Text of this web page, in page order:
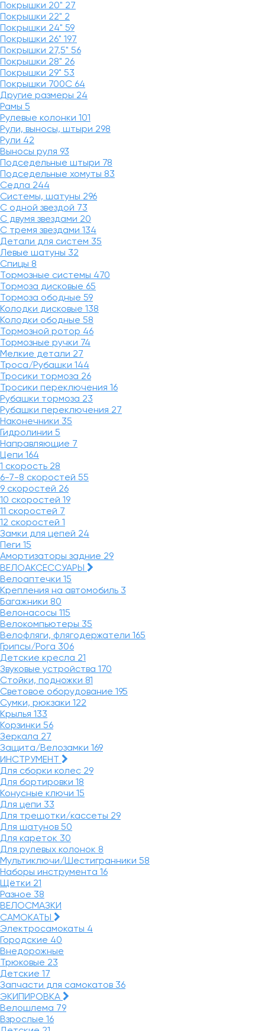
Покрышки 20" 27
Покрышки 22" 2
Покрышки 24" 59
Покрышки 26" 197
Покрышки 27,5" 56
Покрышки 28" 26
Покрышки 29" 53
Покрышки 700C 64
Другие размеры 24
Рамы 5
Рулевые колонки 101
Рули, выносы, штыри 298
Рули 42
Выносы руля 93
Подседельные штыри 78
Подседельные хомуты 83
Седла 244
Системы, шатуны 296
С одной звездой 73
С двумя звездами 20
С тремя звездами 134
Детали для систем 35
Левые шатуны 32
Спицы 8
Тормозные системы 470
Тормоза дисковые 65
Тормоза ободные 59
Колодки дисковые 138
Колодки ободные 58
Тормозной ротор 46
Тормозные ручки 74
Мелкие детали 27
Троса/Рубашки 144
Тросики тормоза 26
Тросики переключения 16
Рубашки тормоза 23
Рубашки переключения 27
Наконечники 35
Гидролинии 5
Направляющие 7
Цепи 164
1 скорость 28
6-7-8 скоростей 55
9 скоростей 26
10 скоростей 19
11 скоростей 7
12 скоростей 1
Замки для цепей 24
Пеги 15
Амортизаторы задние 29
ВЕЛОАКСЕССУАРЫ
Велоаптечки 15
Крепления на автомобиль 3
Багажники 80
Велонасосы 115
Велокомпьютеры 35
Велофляги, флягодержатели 165
Грипсы/Рога 306
Детские кресла 21
Звуковые устройства 170
Стойки, подножки 81
Световое оборудование 195
Сумки, рюкзаки 122
Крылья 133
Корзинки 56
Зеркала 27
Защита/Велозамки 169
ИНСТРУМЕНТ
Для сборки колес 29
Для бортировки 18
Конусные ключи 15
Для цепи 33
Для трещотки/кассеты 29
Для шатунов 50
Для кареток 30
Для рулевых колонок 8
Мультиключи/Шестигранники 58
Наборы инструмента 16
Щётки 21
Разное 38
ВЕЛОСМАЗКИ
САМОКАТЫ
Электросамокаты 4
Городские 40
Внедорожные
Трюковые 23
Детские 17
Запчасти для самокатов 36
ЭКИПИРОВКА
Велошлема 79
Взрослые 16